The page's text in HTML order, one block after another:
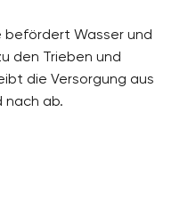
befördert Wasser und
den Trieben und
die Versorgung aus
nach ab.